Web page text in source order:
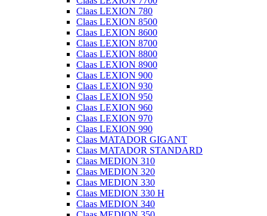
Claas LEXION 780
Claas LEXION 8500
Claas LEXION 8600
Claas LEXION 8700
Claas LEXION 8800
Claas LEXION 8900
Claas LEXION 900
Claas LEXION 930
Claas LEXION 950
Claas LEXION 960
Claas LEXION 970
Claas LEXION 990
Claas MATADOR GIGANT
Claas MATADOR STANDARD
Claas MEDION 310
Claas MEDION 320
Claas MEDION 330
Claas MEDION 330 H
Claas MEDION 340